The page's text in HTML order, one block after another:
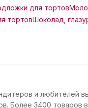
для тортов
тортовШоколад,
и любителей
Более 3400 товаров в